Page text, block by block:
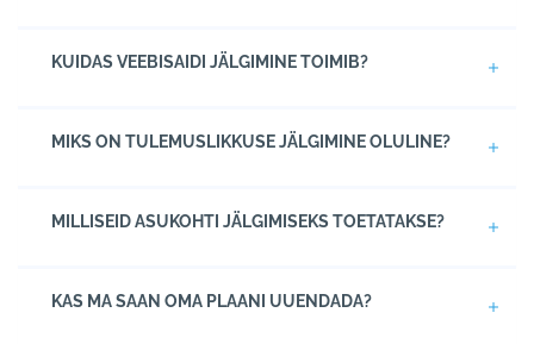
KUIDAS VEEBISAIDI JÄLGIMINE TOIMIB?
MIKS ON TULEMUSLIKKUSE JÄLGIMINE OLULINE?
MILLISEID ASUKOHTI JÄLGIMISEKS TOETATAKSE?
KAS MA SAAN OMA PLAANI UUENDADA?